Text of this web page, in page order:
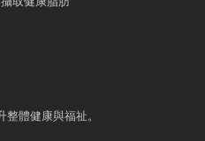
體健康與福祉。